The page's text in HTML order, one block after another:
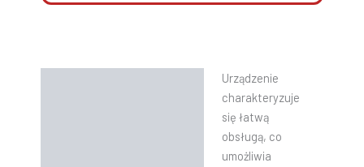
Urządzenie
charakteryzuje
się łatwą
obsługą, co
umożliwia